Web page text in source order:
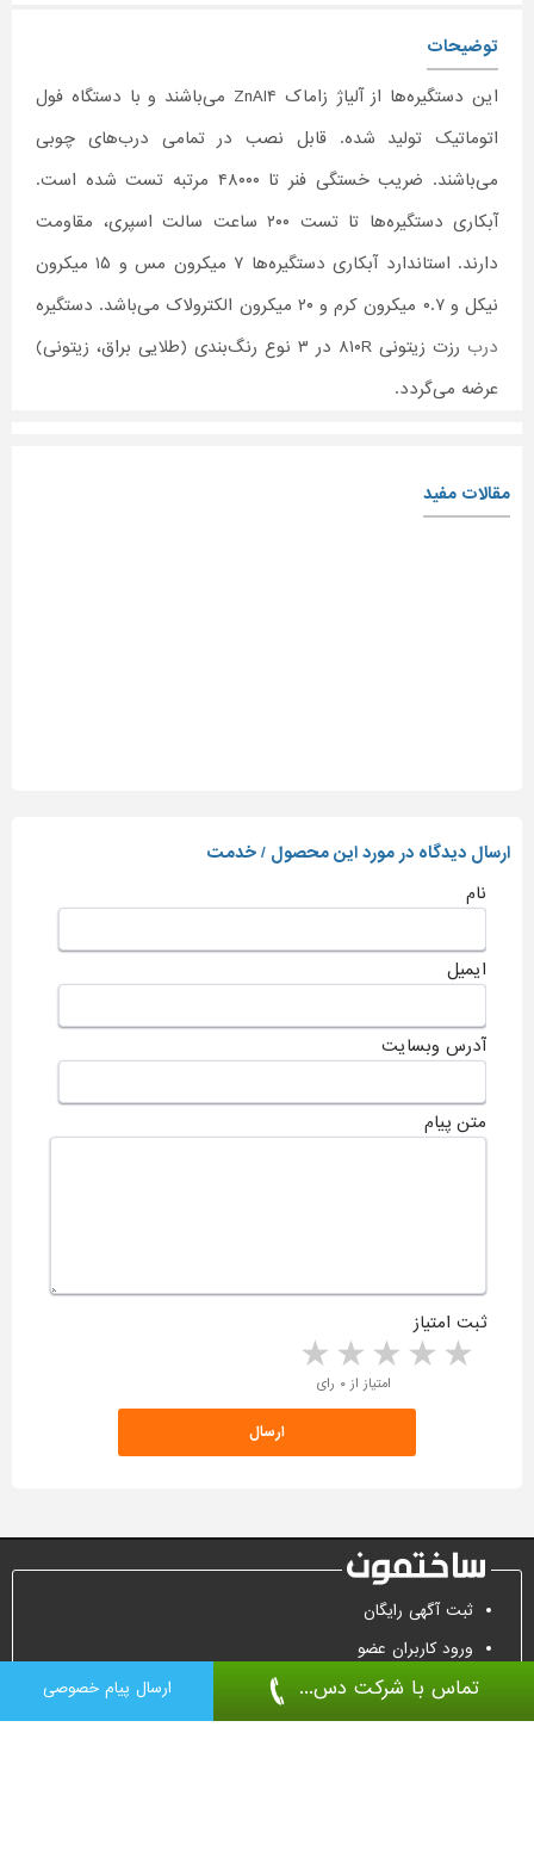
توضیحات
این دستگیره‌ها از آلیاژ زاماک ZnAl۴ می‌باشند و با دستگاه فول
اتوماتیک تولید شده. قابل نصب در تمامی درب‌های چوبی
می‌باشند. ضریب خستگی فنر تا ۴۸۰۰۰ مرتبه تست شده است.
آبکاری دستگیره‌ها تا تست ۲۰۰ ساعت سالت اسپری، مقاومت
دارند. استاندارد آبکاری دستگیره‌ها ۷ میکرون مس و ۱۵ میکرون
نیکل و ۰.۷ میکرون کرم و ۲۰ میکرون الکترولاک می‌باشد. دستگیره
درب
رزت زیتونی ۸۱۰R در ۳ نوع رنگ‌بندی (طلایی براق، زیتونی)
عرضه می‌گردد.
مقالات مفید
تماس با شرکت دس... ارسال پیام خصوصی
ارسال دیدگاه در مورد این محصول / خدمت
نام
ایمیل
آدرس وبسایت
متن پیام
ثبت امتیاز
4 stars 3 stars 2 stars 1 star امتیاز از ۰ رای
ثبت آگهی رایگان
ورود کاربران عضو
تماس جهت تبلیغات